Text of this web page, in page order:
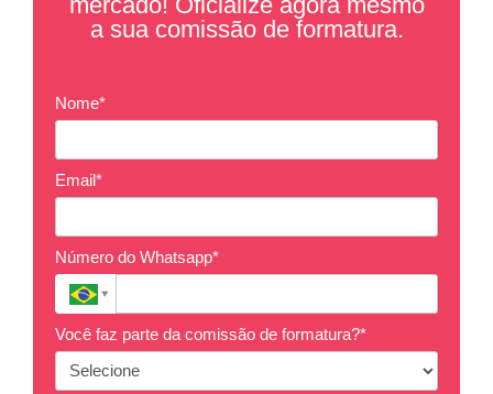
a sua comissão de formatura.
Nome*
Email*
Número do Whatsapp*
Você faz parte da comissão de formatura?*